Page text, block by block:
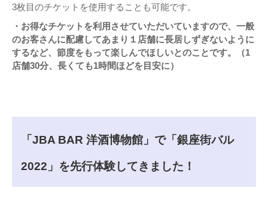
3枚目のチケットを使用することも可能です。
・お得なチケットを利用させていただいていますので、一般
のお客さんに配慮してあまり１店舗に長居しずぎないように
するなど、節度をもって楽しんでほしいとのことです。（1
店舗30分、長くても1時間ほどを目安に）
「JBA BAR 洋酒博物館」で「銀座街バル
2022」を先行体験してきました！